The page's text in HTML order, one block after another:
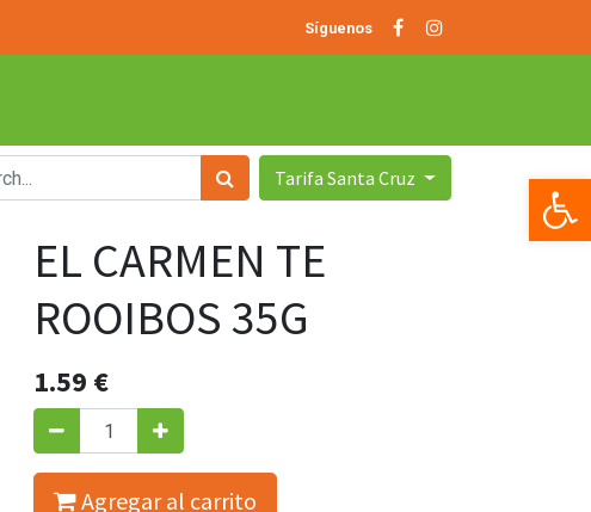
Síguenos
Tarifa Santa Cruz
EL CARMEN TE
ROOIBOS 35G
1.59 €
Agregar al carrito